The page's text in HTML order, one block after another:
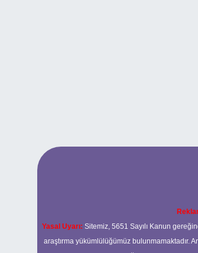
Yasal Uyarı: Sitemiz, 5651 Sayılı Kanun
araştırma yükümlülüğümüz bulunmamaktadır.